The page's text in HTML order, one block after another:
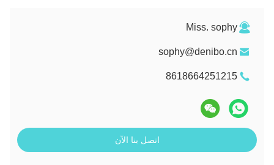
Miss. sophy
sophy@denibo.cn
8618664251215
اتصل بنا الآن